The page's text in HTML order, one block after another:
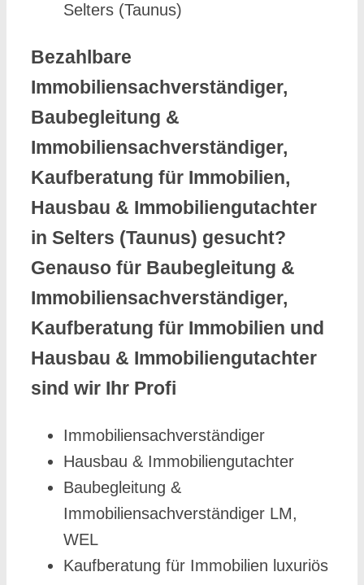
Selters (Taunus)
Bezahlbare
Immobiliensachverständiger,
Baubegleitung &
Immobiliensachverständiger,
Kaufberatung für Immobilien,
Hausbau & Immobiliengutachter
in Selters (Taunus) gesucht?
Genauso für Baubegleitung &
Immobiliensachverständiger,
Kaufberatung für Immobilien und
Hausbau & Immobiliengutachter
sind wir Ihr Profi
Immobiliensachverständiger
Hausbau & Immobiliengutachter
Baubegleitung &
Immobiliensachverständiger LM,
WEL
Kaufberatung für Immobilien luxuriös